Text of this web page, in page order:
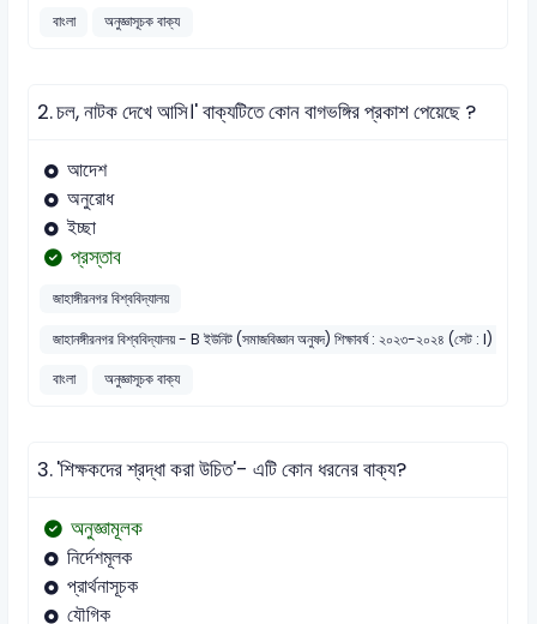
বাংলা
অনুজ্ঞাসূচক বাক্য
2.চল, নাটক দেখে আসি।' বাক্যটিতে কোন বাগভঙ্গির প্রকাশ পেয়েছে ?
আদেশ
অনুরোধ
ইচ্ছা
প্রস্তাব
জাহাঙ্গীরনগর বিশ্ববিদ্যালয়
জাহানঙ্গীরনগর বিশ্ববিদ্যালয় - B ইউনিট (সমাজবিজ্ঞান অনুষদ) শিক্ষাবর্ষ : ২০২৩-২০২৪ (সেট : I)
বাংলা
অনুজ্ঞাসূচক বাক্য
3.'শিক্ষকদের শ্রদ্ধা করা উচিত'- এটি কোন ধরনের বাক্য?
অনুজ্ঞামূলক
নির্দেশমূলক
প্রার্থনাসূচক
যৌগিক